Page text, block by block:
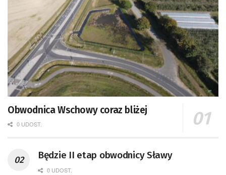
Obwodnica Wschowy coraz bliżej
0 UDOST.
Będzie II etap obwodnicy Sławy
0 UDOST.